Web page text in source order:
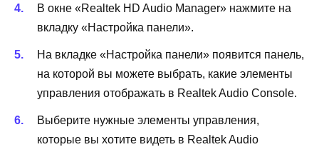
В окне «Realtek HD Audio Manager» нажмите на
вкладку «Настройка панели».
На вкладке «Настройка панели» появится панель,
на которой вы можете выбрать, какие элементы
управления отображать в Realtek Audio Console.
Выберите нужные элементы управления,
которые вы хотите видеть в Realtek Audio